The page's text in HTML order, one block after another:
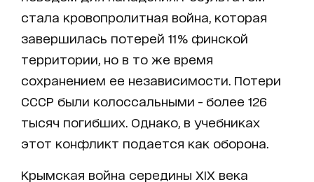
стала кровопролитная война, которая
завершилась потерей 11% финской
территории, но в то же время
сохранением ее независимости. Потери
СССР были колоссальными - более 126
тысяч погибших. Однако, в учебниках
этот конфликт подается как оборона.
Крымская война середины XIX века